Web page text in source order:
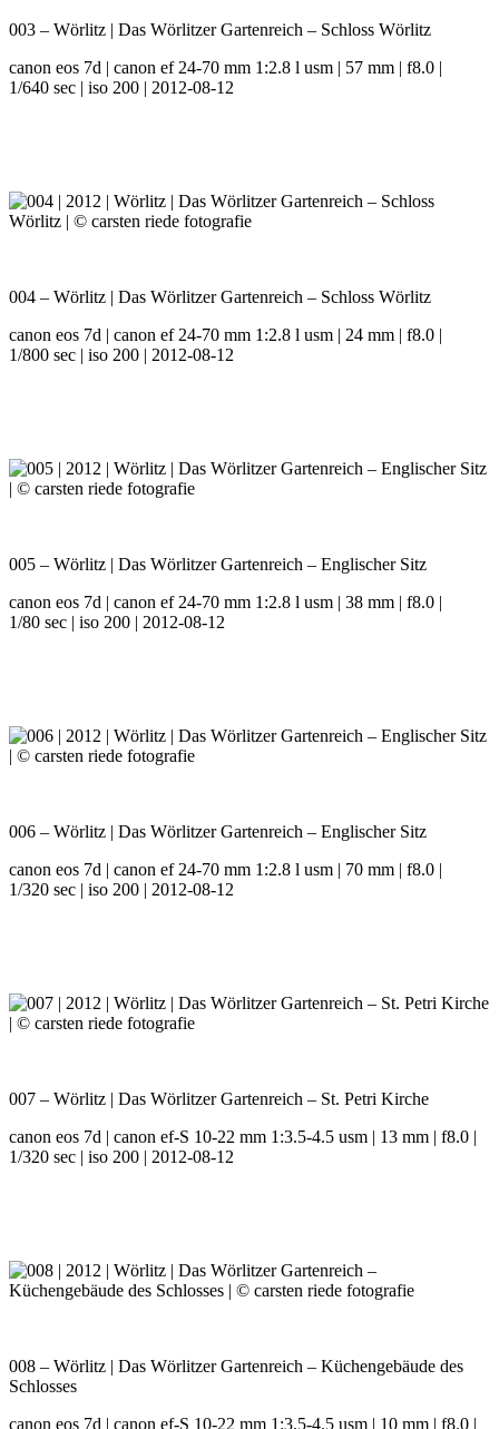
003 – Wörlitz | Das Wörlitzer Gartenreich – Schloss Wörlitz
canon eos 7d | canon ef 24-70 mm 1:2.8 l usm | 57 mm | f8.0 |
1/640 sec | iso 200 | 2012-08-12
004 – Wörlitz | Das Wörlitzer Gartenreich – Schloss Wörlitz
canon eos 7d | canon ef 24-70 mm 1:2.8 l usm | 24 mm | f8.0 |
1/800 sec | iso 200 | 2012-08-12
005 – Wörlitz | Das Wörlitzer Gartenreich – Englischer Sitz
canon eos 7d | canon ef 24-70 mm 1:2.8 l usm | 38 mm | f8.0 |
1/80 sec | iso 200 | 2012-08-12
006 – Wörlitz | Das Wörlitzer Gartenreich – Englischer Sitz
canon eos 7d | canon ef 24-70 mm 1:2.8 l usm | 70 mm | f8.0 |
1/320 sec | iso 200 | 2012-08-12
007 – Wörlitz | Das Wörlitzer Gartenreich – St. Petri Kirche
canon eos 7d | canon ef-S 10-22 mm 1:3.5-4.5 usm | 13 mm | f8.0 |
1/320 sec | iso 200 | 2012-08-12
008 – Wörlitz | Das Wörlitzer Gartenreich – Küchengebäude des
Schlosses
canon eos 7d | canon ef-S 10-22 mm 1:3.5-4.5 usm | 10 mm | f8.0 |